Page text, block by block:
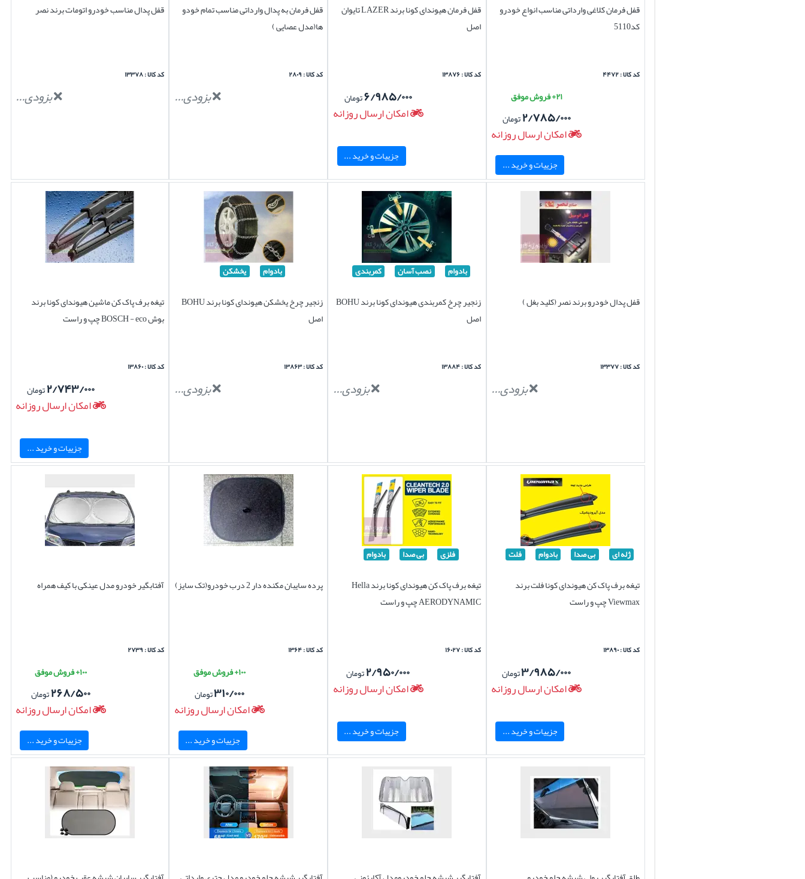
قفل فرمان کلاغی وارداتی مناسب انواع خودرو
کد5110
کد کالا : ۴۴۷۲
۲۱+ فروش موفق
۲/۷۸۵/۰۰۰تومان
امکان ارسال روزانه
جزییات و خرید ...
قفل فرمان هیوندای کونا برند LAZER تایوان
اصل
کد کالا : ۱۳۸۷۶
۶/۹۸۵/۰۰۰تومان
امکان ارسال روزانه
جزییات و خرید ...
قفل فرمان به پدال وارداتی مناسب تمام خودو
ها(مدل عصایی )
کد کالا : ۲۸۰۹
بزودی...
قفل پدال مناسب خودرو اتومات برند نصر
کد کالا : ۱۳۳۷۸
بزودی...
قفل پدال خودرو برند نصر (کلید بغل )
کد کالا : ۱۳۳۷۷
بزودی...
بادوام نصب آسان کمربندی
زنجیر چرخ کمربندی هیوندای کونا برند BOHU
اصل
کد کالا : ۱۳۸۸۴
بزودی...
بادوام یخشکن
زنجیر چرخ یخشکن هیوندای کونا برند BOHU
اصل
کد کالا : ۱۳۸۶۳
بزودی...
تیغه برف پاک کن ماشین هیوندای کونا برند
بوش BOSCH - eco چپ و راست
کد کالا : ۱۳۸۶۰
۲/۷۴۳/۰۰۰تومان
امکان ارسال روزانه
جزییات و خرید ...
ژله ای بی صدا بادوام فلت
تیغه برف پاک کن هیوندای کونا فلت برند
Viewmax چپ و راست
کد کالا : ۱۳۸۹۰
۳/۹۸۵/۰۰۰تومان
امکان ارسال روزانه
جزییات و خرید ...
فلزی بی صدا بادوام
تیغه برف پاک کن هیوندای کونا برند Hella
AERODYNAMIC چپ و راست
کد کالا : ۱۶۰۲۷
۲/۹۵۰/۰۰۰تومان
امکان ارسال روزانه
جزییات و خرید ...
پرده سایبان مکنده دار 2 درب خودرو(تک سایز)
کد کالا : ۱۳۶۴
۱۰۰+ فروش موفق
۳۱۰/۰۰۰تومان
امکان ارسال روزانه
جزییات و خرید ...
آفتابگیر خودرو مدل عینکی با کیف همراه
کد کالا : ۲۷۳۹
۱۰۰+ فروش موفق
۲۶۸/۵۰۰تومان
امکان ارسال روزانه
جزییات و خرید ...